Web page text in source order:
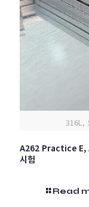
316L,
A262 Practice E,
시험
Read